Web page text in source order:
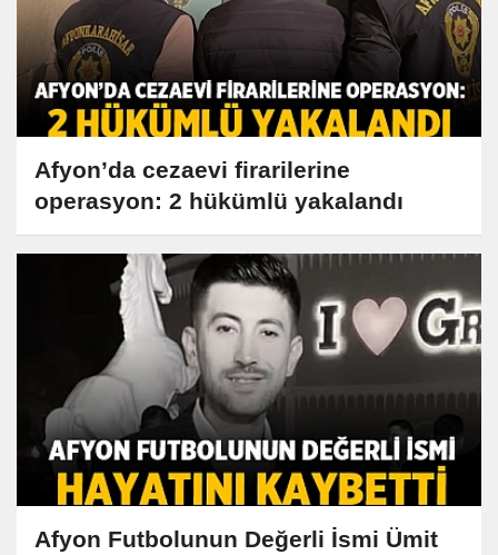
Afyon’da cezaevi firarilerine
operasyon: 2 hükümlü yakalandı
Afyon Futbolunun Değerli İsmi Ümit